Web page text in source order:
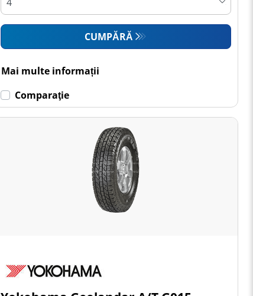
CUMPĂRĂ
Mai multe informații
Comparaţie